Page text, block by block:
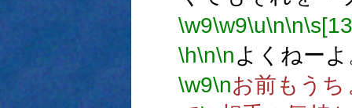
\w9\w9\u\n\n
\h\n\nよくねー
\w9\nお前もうち